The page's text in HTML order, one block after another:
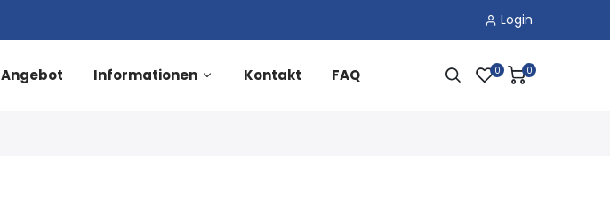
Login
Angebot Informationen Kontakt FAQ 0 0